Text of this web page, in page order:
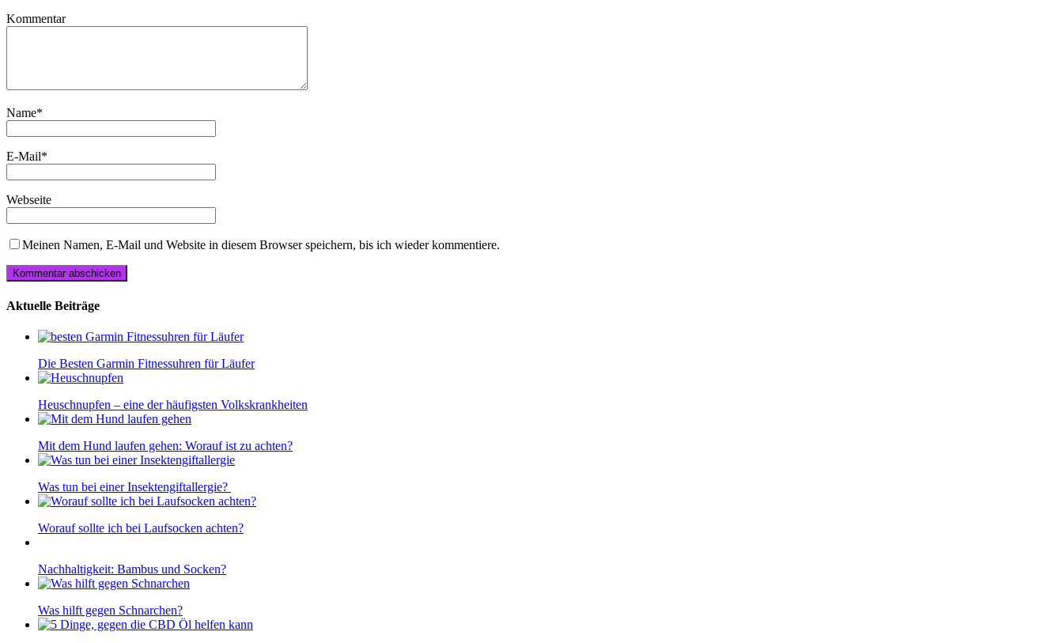
Kommentar
Name*
E-Mail*
Webseite
Meinen Namen, E-Mail und Website in diesem Browser speichern, bis ich wieder kommentiere.
Aktuelle Beiträge
Die Besten Garmin Fitnessuhren für Läufer
Heuschnupfen – eine der häufigsten Volkskrankheiten
Mit dem Hund laufen gehen: Worauf ist zu achten?
Was tun bei einer Insektengiftallergie?
Worauf sollte ich bei Laufsocken achten?
Nachhaltigkeit: Bambus und Socken?
Was hilft gegen Schnarchen?